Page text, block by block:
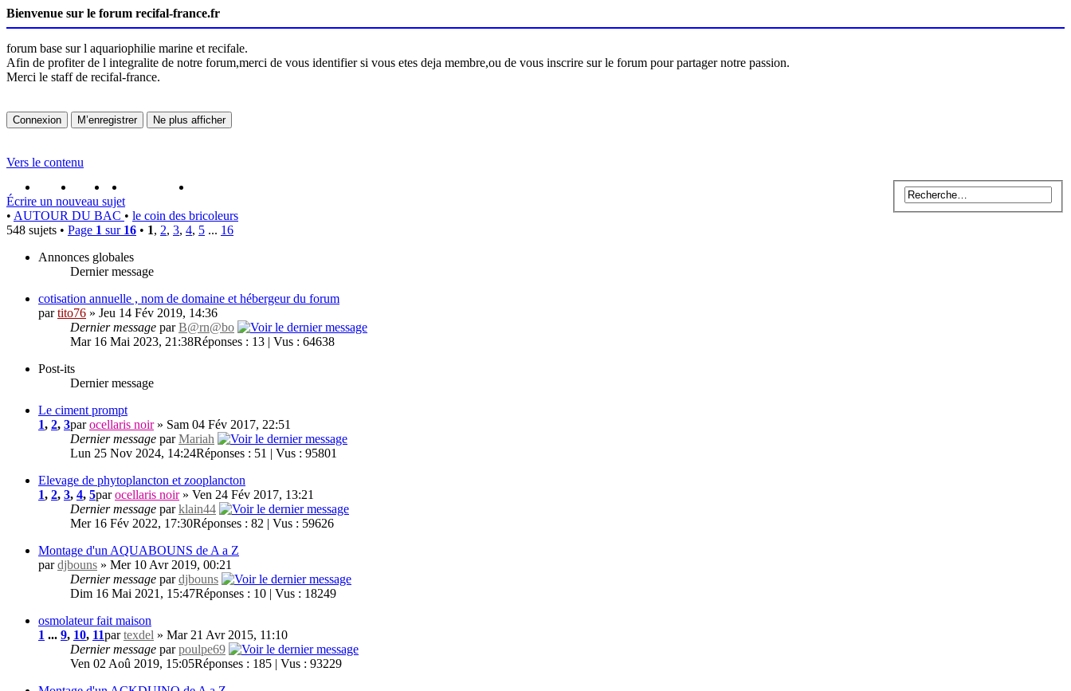
Bienvenue sur le forum recifal-france.fr
forum base sur l aquariophilie marine et recifale.
Afin de profiter de l integralite de notre forum,merci de vous identifier si vous etes deja membre,ou de vous inscrire sur le forum pour partager notre passion.
Merci le staff de recifal-france.
Vers le contenu
portail
forum faq m'enregister
Écrire un nouveau sujet
• AUTOUR DU BAC • le coin des bricoleurs
548 sujets • Page 1 sur 16 • 1, 2, 3, 4, 5 ... 16
Annonces globales
Dernier message
cotisation annuelle , nom de domaine et hébergeur du forum
partito76 » Jeu 14 Fév 2019, 14:36
Dernier message parB@rn@bo
Mar 16 Mai 2023, 21:38Réponses : 13 | Vus : 64638
Post-its
Dernier message
Le ciment prompt
1, 2, 3parocellaris noir» Sam 04 Fév 2017, 22:51
Dernier message parMariah
Lun 25 Nov 2024, 14:24Réponses : 51 | Vus : 95801
Elevage de phytoplancton et zooplancton
1, 2, 3, 4, 5parocellaris noir» Ven 24 Fév 2017, 13:21
Dernier message parklain44
Mer 16 Fév 2022, 17:30Réponses : 82 | Vus : 59626
Montage d'un AQUABOUNS de A a Z
pardjbouns » Mer 10 Avr 2019, 00:21
Dernier message pardjbouns
Dim 16 Mai 2021, 15:47Réponses : 10 | Vus : 18249
osmolateur fait maison
1 ... 9, 10, 11partexdel » Mar 21 Avr 2015, 11:10
Dernier message parpoulpe69
Ven 02 Aoû 2019, 15:05Réponses : 185 | Vus : 93229